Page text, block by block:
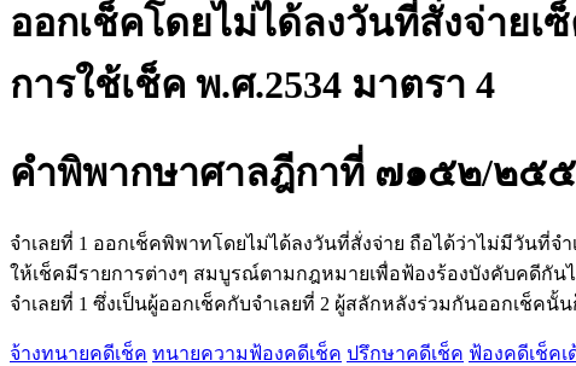
ออกเช็คโดยไม่ได้ลงวันที่สั่งจ่าย
การใช้เช็ค พ.ศ.2534 มาตรา 4
คำพิพากษาศาลฎีกาที่ ๗๑๕๒/๒๕
จำเลยที่ 1 ออกเช็คพิพาทโดยไม่ได้ลงวันที่สั่งจ่าย ถือได้ว่าไม่มีวันที่จ
ให้เช็คมีรายการต่างๆ สมบูรณ์ตามกฎหมายเพื่อฟ้องร้องบังคับคดีกัน
จำเลยที่ 1 ซึ่งเป็นผู้ออกเช็คกับจำเลยที่ 2 ผู้สลักหลังร่วมกันออกเช็ค
จ้างทนายคดีเช็ค ทนายความฟ้องคดีเช็ค ปรึกษาคดีเช็ค ฟ้องคดีเช็คเ